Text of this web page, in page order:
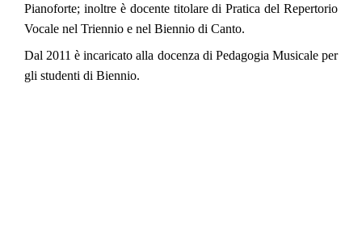
Pianoforte; inoltre è docente titolare di Pratica del Repertorio
Vocale nel Triennio e nel Biennio di Canto.
Dal 2011 è incaricato alla docenza di Pedagogia Musicale per
gli studenti di Biennio.